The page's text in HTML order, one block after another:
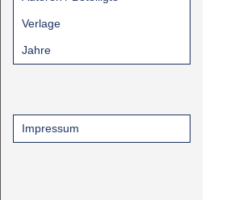
Verlage
Jahre
Impressum